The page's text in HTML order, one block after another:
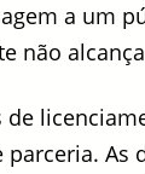
a um
não
de
parceria. As